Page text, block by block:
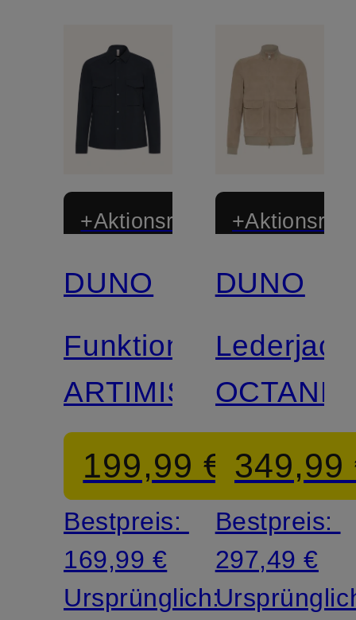
+Aktionsrabatt
DUNO
Funktionsjacke
ARTIMIS
199,99 €
Bestpreis:
169,99 €
Ursprünglich:
DUNO
OCTANE
349,99
Bestpreis:
297,49 €